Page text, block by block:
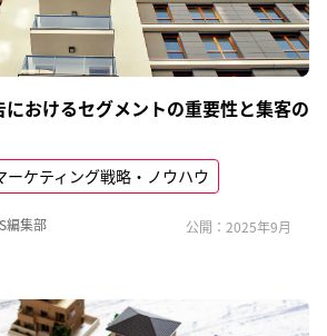
おけるセグメントの重要性と集客の
ーケティング戦略・ノウハウ
編集部 公開：2025年9月